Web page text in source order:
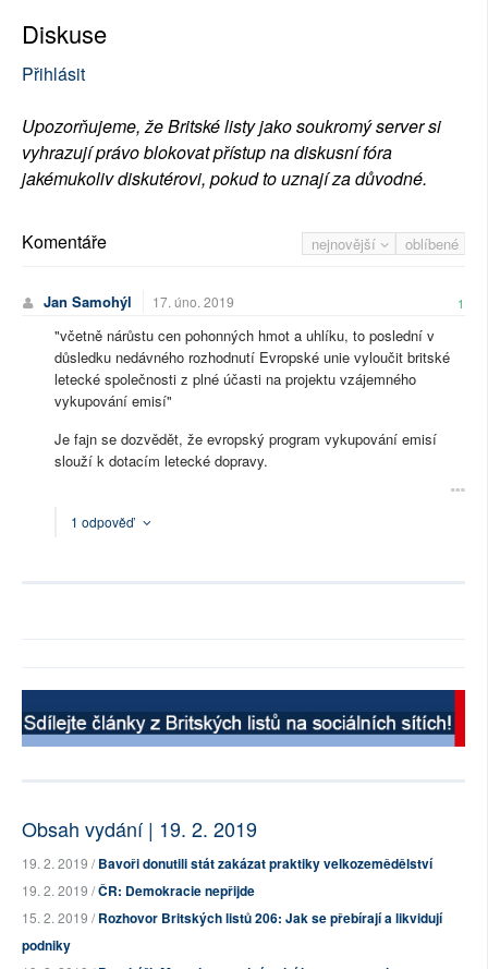
Diskuse
Přihlásit
Upozorňujeme, že Britské listy jako soukromý server si
vyhrazují právo blokovat přístup na diskusní fóra
jakémukoliv diskutérovi, pokud to uznají za důvodné.
nejnovější oblíbené
Komentáře
Jan Samohýl 17. úno. 2019 1
"včetně nárůstu cen pohonných hmot a uhlíku, to poslední v
důsledku nedávného rozhodnutí Evropské unie vyloučit britské
letecké společnosti z plné účasti na projektu vzájemného
vykupování emisí"
Je fajn se dozvědět, že evropský program vykupování emisí
slouží k dotacím letecké dopravy.
1 odpověď
Obsah vydání | 19. 2. 2019
19. 2. 2019 /Bavoři donutili stát zakázat praktiky velkozemědělství
19. 2. 2019 /ČR: Demokracie nepřijde
15. 2. 2019 /Rozhovor Britských listů 206: Jak se přebírají a likvidují
podniky